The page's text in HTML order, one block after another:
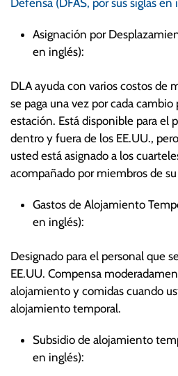
Defensa (DFAS, por sus siglas en
Asignación por
en inglés):
DLA ayuda con varios costos de
se paga una vez por cada
estación. Está disponible para el
dentro y fuera de los EE.UU.,
usted está asignado a los
acompañado por miembros de
Gastos de Alojamiento
en inglés):
Designado para el personal que
EE.UU. Compensa
alojamiento y comidas cuando
alojamiento temporal.
Subsidio de alojamiento
en inglés):